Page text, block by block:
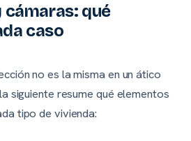
cámaras: qué
caso
no es la misma en un ático
siguiente resume qué elementos
tipo de vivienda: